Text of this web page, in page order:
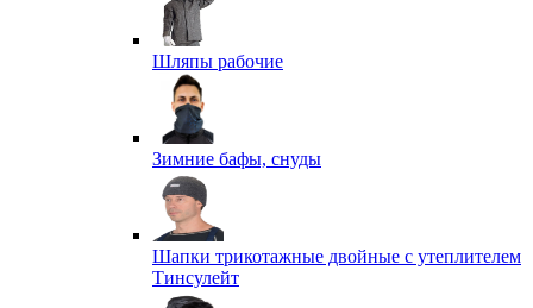
Шляпы рабочие
Зимние бафы, снуды
Шапки трикотажные двойные с утеплителем
Тинсулейт